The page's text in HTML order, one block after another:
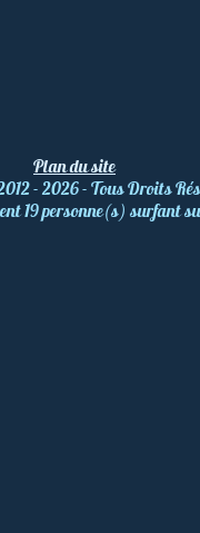
Plan du site
- 2026 - Tous Droits
19 personne(s) surfant